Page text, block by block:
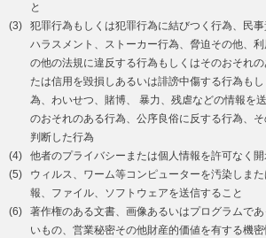
と
(3)
犯罪行為もしくは犯罪行為に結びつく行為、民事
ハラスメント、ストーカー行為、脅迫その他、
の他の法規に違反する行為もしくはそのおそれ
たは信用を毀損しあるいは誹謗中傷する行為も
為、わいせつ、賭博、 暴力、残虐などの情報を
のおそれのある行為、公序良俗に反する行為、
判断した行為
(4)
他者のプライバシーまたは個人情報を許可なく開
(5)
ウィルス、ワーム等コンピューターを汚染しま
報、ファイル、ソフトウェアを送信すること
(6)
著作権のある文書、画像あるいはプログラムで
いもの、営業秘密その他財産的価値を有する機